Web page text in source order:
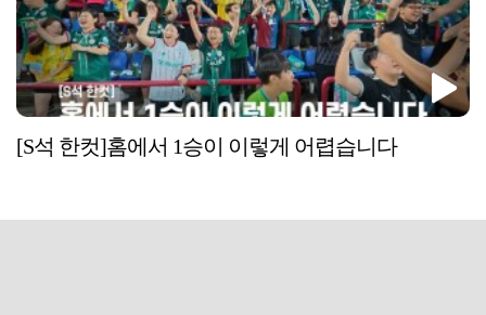
[S석 한컷]홈에서 1승이 이렇게 어렵습니다